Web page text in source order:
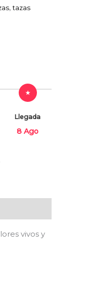
,tazas
Llegada
8 Ago
vivos y